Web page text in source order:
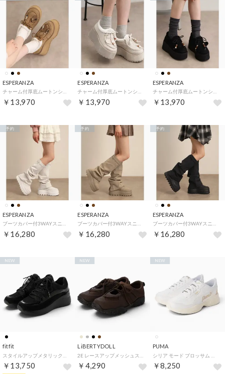
ESPERANZA
チャーム付厚底ムートンシューズ （キャメルブラウン(141)）
￥13,970
ESPERANZA
チャーム付厚底ムートンシューズ （アイボリー(104)）
￥13,970
ESPERANZA
チャーム付厚底ムートンシューズ （ブラック(119)）
￥13,970
ESPERANZA
￥16,280
予約
ESPERANZA
￥16,280
予約
ESPERANZA
￥16,280
予約
fitfit
￥13,750
NEW
LiBERTYDOLL
￥4,290
NEW
PUMA
￥8,250
NEW